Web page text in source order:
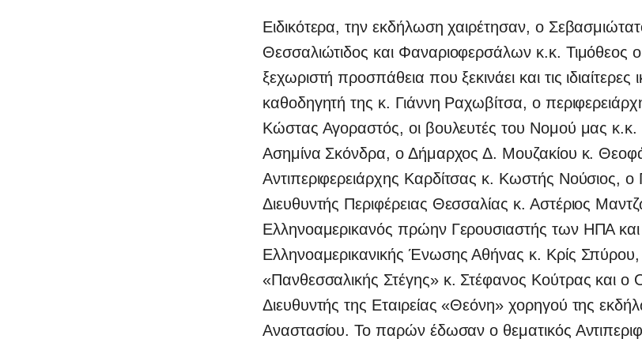
Ειδικότερα, την εκδήλωση χαιρέτησαν, ο
Θεσσαλιώτιδος και Φαναριοφερσάλων κ.κ. Τιμόθεος
ξεχωριστή προσπάθεια που ξεκινάει και τις ιδιαίτερες
καθοδηγητή της κ. Γιάννη Ραχωβίτσα, ο
Κώστας Αγοραστός, οι βουλευτές του Νομού μας κ.κ.
Ασημίνα Σκόνδρα, ο Δήμαρχος Δ. Μουζακίου κ.
Αντιπεριφερειάρχης Καρδίτσας κ. Κωστής Νούσιος, ο
Διευθυντής Περιφέρειας Θεσσαλίας κ. Αστέριος
Ελληνοαμερικανός πρώην Γερουσιαστής των ΗΠΑ
Ελληνοαμερικανικής Ένωσης Αθήνας κ. Κρίς
«Πανθεσσαλικής Στέγης» κ. Στέφανος Κούτρας και ο
Διευθυντής της Εταιρείας «Θεόνη» χορηγού της
Αναστασίου. Το παρών έδωσαν ο θεματικός